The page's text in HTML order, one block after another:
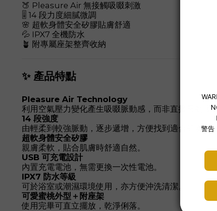
🍑 Pleasure Air 無接觸吸啜刺激
🎚 14 段力度細膩微調
🌸 超軟身體安全矽膠貼膚舒適
💦 IPX7 全機防水
🪴 附專屬座架整齊收納
✨ 產品特點
Pleasure Air Technology
利用空氣壓力變化產生吸啜脈動感，而非直接震動接
14 段強度
由輕柔到較強脈動，逐步遞增，方便找到適合節奏。
超軟身體安全矽膠
親膚柔軟，貼合肌膚時舒適自然。
USB 可充電設計
內置充電電池，無需更換一次性電池。
IPX7 防水等級
可於浴室或潮濕環境使用，亦方便沖洗清潔。
可愛蜜桃外型＋附座架
使用完畢可直立擺放，乾淨俐落。